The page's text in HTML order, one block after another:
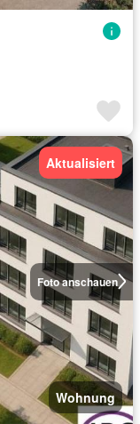
Foto anschauen
Aktualisiert
Wohnung